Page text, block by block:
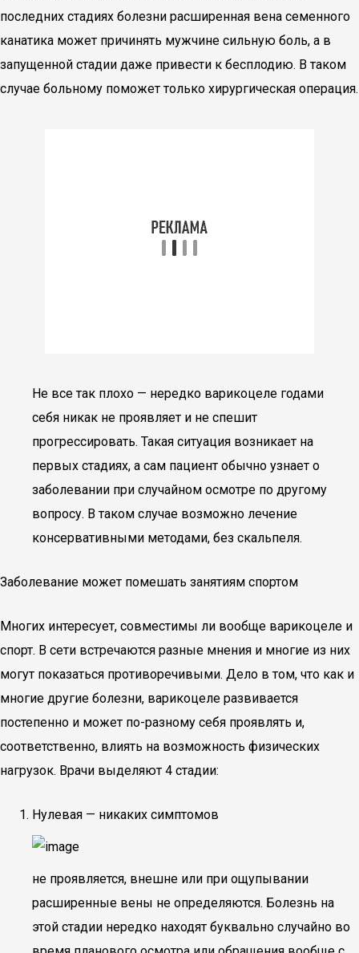
последних стадиях болезни расширенная вена семенного
канатика может причинять мужчине сильную боль, а в
запущенной стадии даже привести к бесплодию. В таком
случае больному поможет только хирургическая операция.
Не все так плохо — нередко варикоцеле годами
себя никак не проявляет и не спешит
прогрессировать. Такая ситуация возникает на
первых стадиях, а сам пациент обычно узнает о
заболевании при случайном осмотре по другому
вопросу. В таком случае возможно лечение
консервативными методами, без скальпеля.
Заболевание может помешать занятиям спортом
Многих интересует, совместимы ли вообще варикоцеле и
спорт. В сети встречаются разные мнения и многие из них
могут показаться противоречивыми. Дело в том, что как и
многие другие болезни, варикоцеле развивается
постепенно и может по-разному себя проявлять и,
соответственно, влиять на возможность физических
нагрузок. Врачи выделяют 4 стадии:
Нулевая — никаких симптомов
не проявляется, внешне или при ощупывании
расширенные вены не определяются. Болезнь на
этой стадии нередко находят буквально случайно во